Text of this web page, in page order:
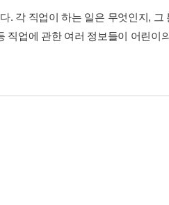
. 각 직업이 하는 일은 무엇인지, 그
업에 관한 여러 정보들이 어린이